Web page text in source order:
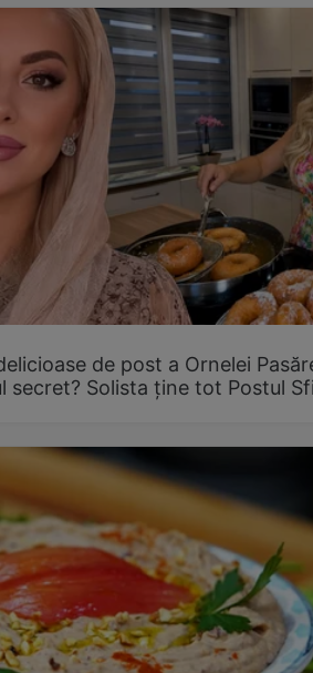
de post a Ornelei
secret? Solista ține tot Postul